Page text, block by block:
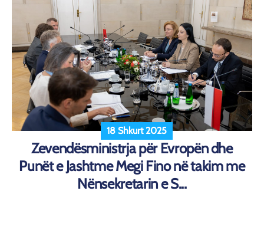
18 Shkurt 2025
Zevendësministrja për Evropën dhe
Punët e Jashtme Megi Fino në takim me
Nënsekretarin e S...